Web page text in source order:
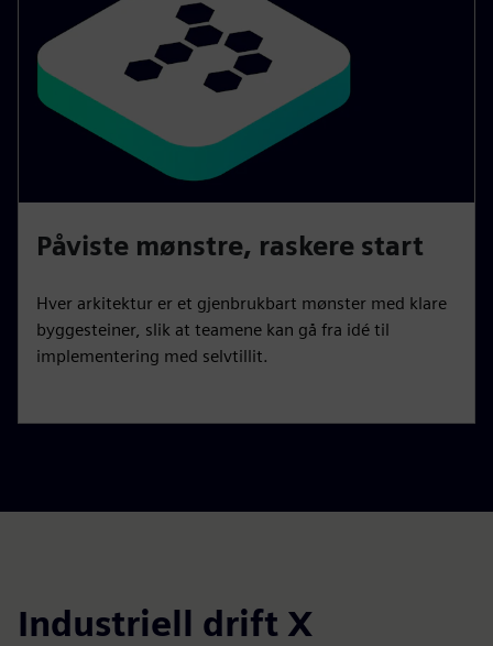
Påviste mønstre, raskere start
Hver arkitektur er et gjenbrukbart mønster med klare
byggesteiner, slik at teamene kan gå fra idé til
implementering med selvtillit.
Industriell drift X